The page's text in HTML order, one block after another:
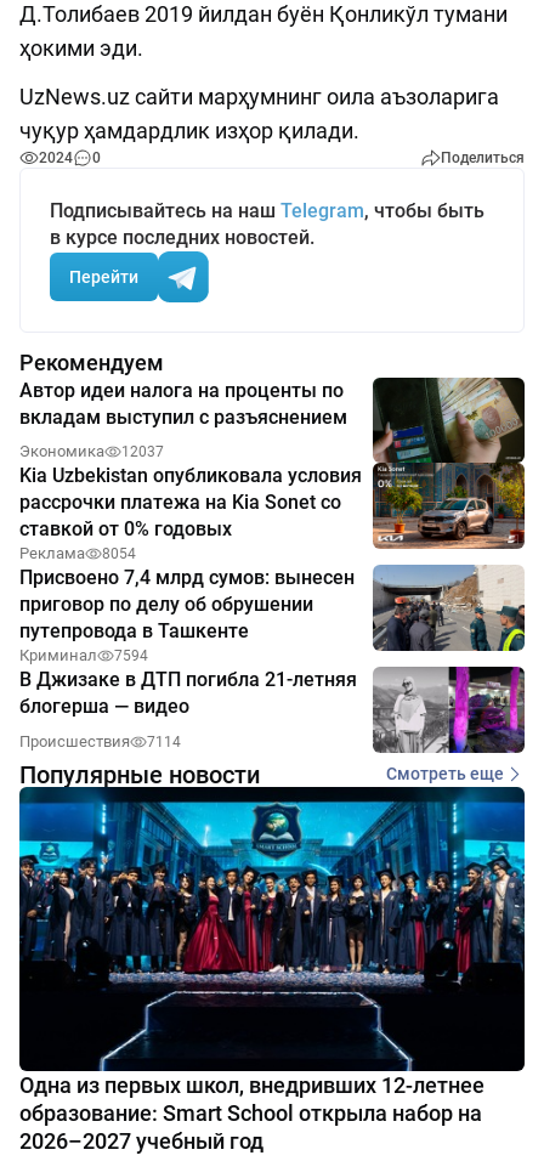
Д.Толибаев 2019 йилдан буён Қонликўл тумани
ҳокими эди.
UzNews.uz сайти марҳумнинг оила аъзоларига
чуқур ҳамдардлик изҳор қилади.
2024 0 Поделиться
Подписывайтесь на наш Telegram, чтобы быть
в курсе последних новостей.
Перейти
Рекомендуем
Автор идеи налога на проценты по
вкладам выступил с разъяснением
Экономика 12037
Kia Uzbekistan опубликовала условия
рассрочки платежа на Kia Sonet со
ставкой от 0% годовых
Реклама 8054
Присвоено 7,4 млрд сумов: вынесен
приговор по делу об обрушении
путепровода в Ташкенте
Криминал 7594
В Джизаке в ДТП погибла 21-летняя
блогерша — видео
Происшествия 7114
Популярные новости Смотреть еще
Одна из первых школ, внедривших 12-летнее
образование: Smart School открыла набор на
2026–2027 учебный год